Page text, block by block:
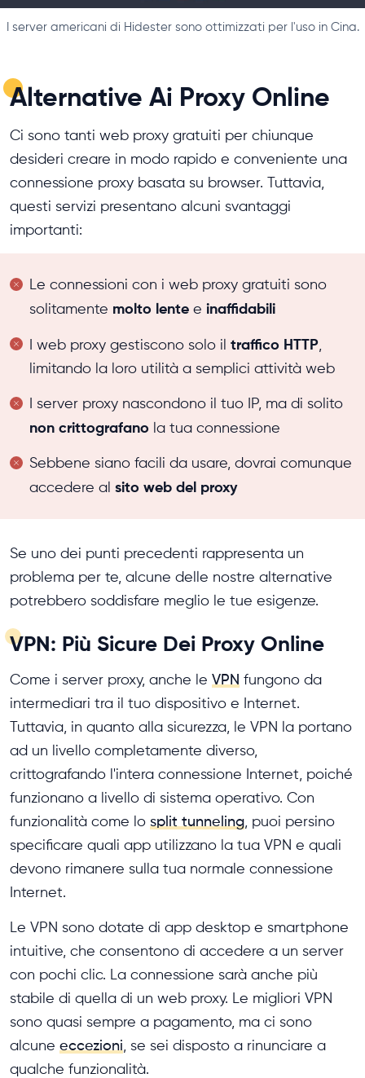
I server americani di Hidester sono ottimizzati per l'uso in Cina.
Alternative Ai Proxy Online
Ci sono tanti web proxy gratuiti per chiunque
desideri creare in modo rapido e conveniente una
connessione proxy basata su browser. Tuttavia,
questi servizi presentano alcuni svantaggi
importanti:
Le connessioni con i web proxy gratuiti sono
solitamente molto lente e inaffidabili
I web proxy gestiscono solo il traffico HTTP
limitando la loro utilità a semplici attività web
I server proxy nascondono il tuo IP, ma di solito
non crittografano la tua connessione
Sebbene siano facili da usare, dovrai comunque
accedere al sito web del proxy
Se uno dei punti precedenti rappresenta un
problema per te, alcune delle nostre alternative
potrebbero soddisfare meglio le tue esigenze.
VPN: Più Sicure Dei Proxy Online
Come i server proxy, anche le VPN fungono da
intermediari tra il tuo dispositivo e Internet.
Tuttavia, in quanto alla sicurezza, le VPN la portano
ad un livello completamente diverso,
crittografando l'intera connessione Internet, poiché
funzionano a livello di sistema operativo. Con
funzionalità come lo split tunneling , puoi persino
specificare quali app utilizzano la tua VPN e quali
devono rimanere sulla tua normale connessione
Internet.
Le VPN sono dotate di app desktop e smartphone
intuitive, che consentono di accedere a un server
con pochi clic. La connessione sarà anche più
stabile di quella di un web proxy. Le migliori VPN
sono quasi sempre a pagamento, ma ci sono
alcune eccezioni , se sei disposto a rinunciare a
qualche funzionalità.